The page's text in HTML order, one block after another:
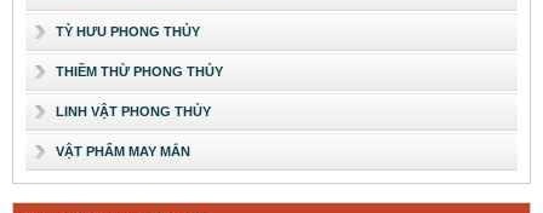
TỲ HƯU PHONG THỦY
THIỀM THỪ PHONG THỦY
LINH VẬT PHONG THỦY
VẬT PHẨM MAY MẮN